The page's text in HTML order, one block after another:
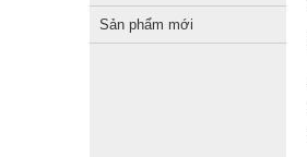
Sản phẩm mới